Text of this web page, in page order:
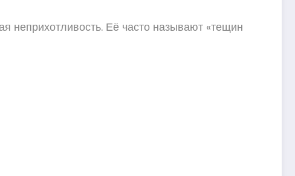
неприхотливость. Её часто называют «тещин